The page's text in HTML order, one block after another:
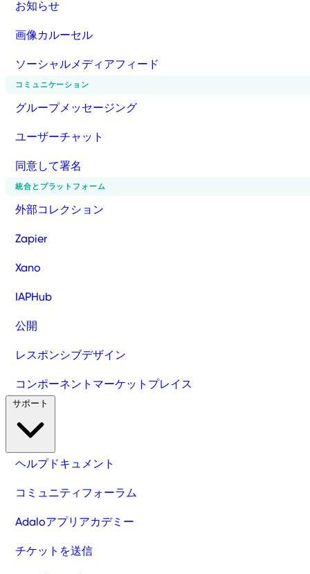
お知らせ
画像カルーセル
ソーシャルメディアフィード
コミュニケーション
グループメッセージング
ユーザーチャット
同意して署名
統合とプラットフォーム
外部コレクション
Zapier
Xano
IAPHub
公開
レスポンシブデザイン
コンポーネントマーケットプレイス
ヘルプドキュメント
コミュニティフォーラム
Adaloアプリアカデミー
チケットを送信